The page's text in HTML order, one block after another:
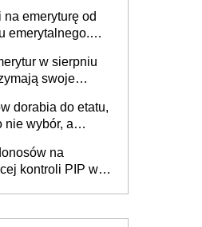
emeryturę od
emerytalnego.
Pracownicy
w sierpniu
swoje
dorabia do etatu,
nie wybór, a
na
kontroli PIP w